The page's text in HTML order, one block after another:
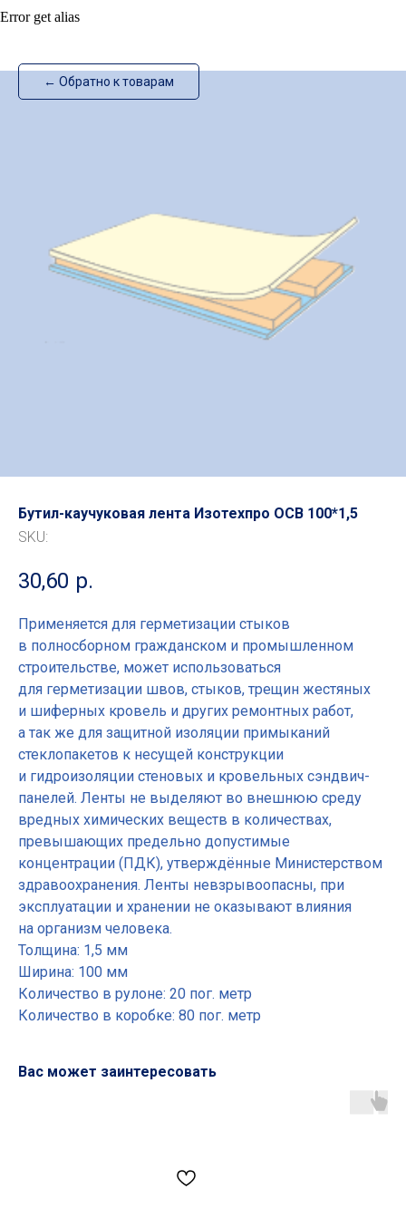
ИзотехПро
← Обратно к товарам
Error get alias
Бутил-каучуковая лента Изотехпро ОСВ 100*1,5
SKU:
30,60 р.
Применяется для герметизации стыков
в полносборном гражданском и промышленном
строительстве, может использоваться
для герметизации швов, стыков, трещин жестяных
и шиферных кровель и других ремонтных работ,
а так же для защитной изоляции примыканий
стеклопакетов к несущей конструкции
и гидроизоляции стеновых и кровельных сэндвич-
панелей. Ленты не выделяют во внешнюю среду
вредных химических веществ в количествах,
превышающих предельно допустимые
концентрации (ПДК), утверждённые Министерством
здравоохранения. Ленты невзрывоопасны, при
эксплуатации и хранении не оказывают влияния
на организм человека.
Толщина: 1,5 мм
Ширина: 100 мм
Количество в рулоне: 20 пог. метр
Количество в коробке: 80 пог. метр
Вас может заинтересовать